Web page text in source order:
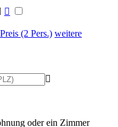

(2 Pers.) weitere

oder ein Zimmer